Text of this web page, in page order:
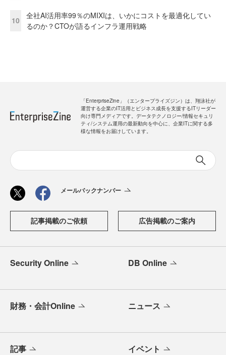
10
全社AI活用率99％のMIXIは、いかにコストを最適化してい
るのか？CTOが語るインフラ運用戦略
「EnterpriseZine」（エンタープライズジン）は、翔泳社が
運営する企業のIT活用とビジネス成長を支援するITリーダー
向け専門メディアです。データテクノロジー/情報セキュリ
ティ/システム運用の最新動向を中心に、企業ITに関する多
様な情報をお届けしています。
メールバックナンバー
記事掲載のご依頼 広告掲載のご案内
Security Online DB Online
財務・会計Online ニュース
記事 イベント